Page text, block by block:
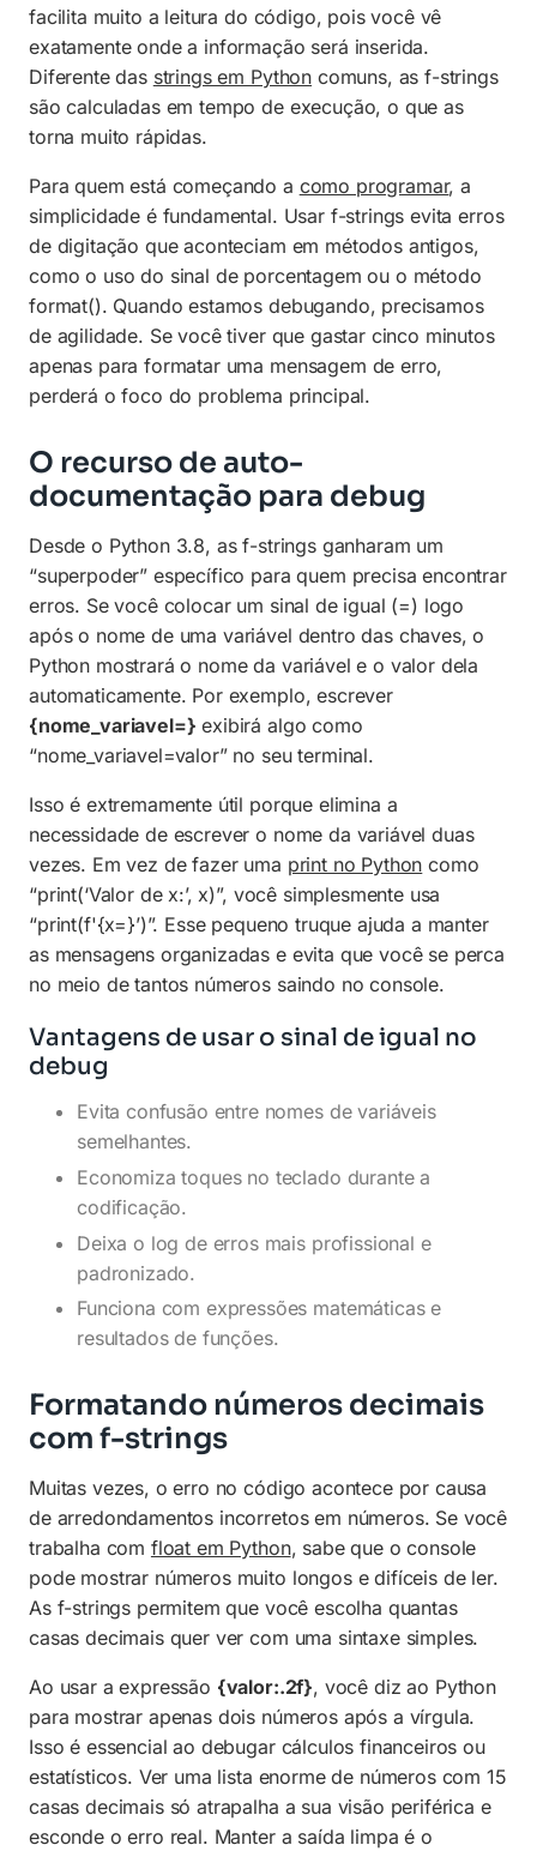
facilita muito a leitura do código, pois você vê
exatamente onde a informação será inserida.
Diferente das strings em Python comuns, as f-strings
são calculadas em tempo de execução, o que as
torna muito rápidas.
Para quem está começando a como programar, a
simplicidade é fundamental. Usar f-strings evita erros
de digitação que aconteciam em métodos antigos,
como o uso do sinal de porcentagem ou o método
format(). Quando estamos debugando, precisamos
de agilidade. Se você tiver que gastar cinco minutos
apenas para formatar uma mensagem de erro,
perderá o foco do problema principal.
O recurso de auto-
documentação para debug
Desde o Python 3.8, as f-strings ganharam um
“superpoder” específico para quem precisa encontrar
erros. Se você colocar um sinal de igual (=) logo
após o nome de uma variável dentro das chaves, o
Python mostrará o nome da variável e o valor dela
automaticamente. Por exemplo, escrever
{nome_variavel=} exibirá algo como
“nome_variavel=valor” no seu terminal.
Isso é extremamente útil porque elimina a
necessidade de escrever o nome da variável duas
vezes. Em vez de fazer uma print no Python como
“print(‘Valor de x:’, x)”, você simplesmente usa
“print(f'{x=}’)”. Esse pequeno truque ajuda a manter
as mensagens organizadas e evita que você se perca
no meio de tantos números saindo no console.
Vantagens de usar o sinal de igual no
debug
Evita confusão entre nomes de variáveis
semelhantes.
Economiza toques no teclado durante a
codificação.
Deixa o log de erros mais profissional e
padronizado.
Funciona com expressões matemáticas e
resultados de funções.
Formatando números decimais
com f-strings
Muitas vezes, o erro no código acontece por causa
de arredondamentos incorretos em números. Se você
trabalha com float em Python, sabe que o console
pode mostrar números muito longos e difíceis de ler.
As f-strings permitem que você escolha quantas
casas decimais quer ver com uma sintaxe simples.
Ao usar a expressão {valor:.2f}, você diz ao Python
para mostrar apenas dois números após a vírgula.
Isso é essencial ao debugar cálculos financeiros ou
estatísticos. Ver uma lista enorme de números com 15
casas decimais só atrapalha a sua visão periférica e
esconde o erro real. Manter a saída limpa é o